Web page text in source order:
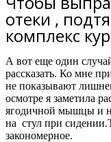
отеки ,
комплекс
А вот еще один
рассказать. Ко мне
не показывают
осмотре я заметила
ягодичной мышцы и
на стул при
закономерное.